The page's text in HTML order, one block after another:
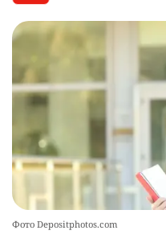
Фото Depositphotos.com